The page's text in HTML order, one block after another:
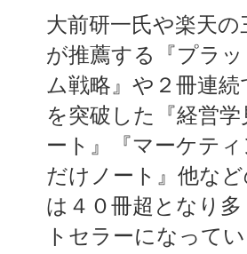
大前研一氏や楽天の
が推薦する『プラ
ム戦略』や２冊連
を突破した『経営
ート』『マーケテ
だけノート』他な
は４０冊超となり
トセラーになってい